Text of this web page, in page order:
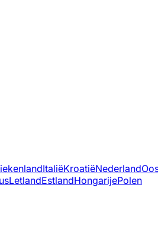
ItaliëKroatiëNederland
LetlandEstlandHongarijePolen